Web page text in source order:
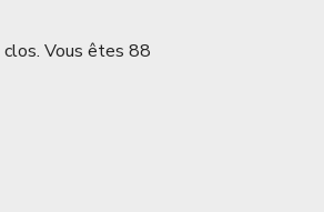
clos. Vous êtes 88